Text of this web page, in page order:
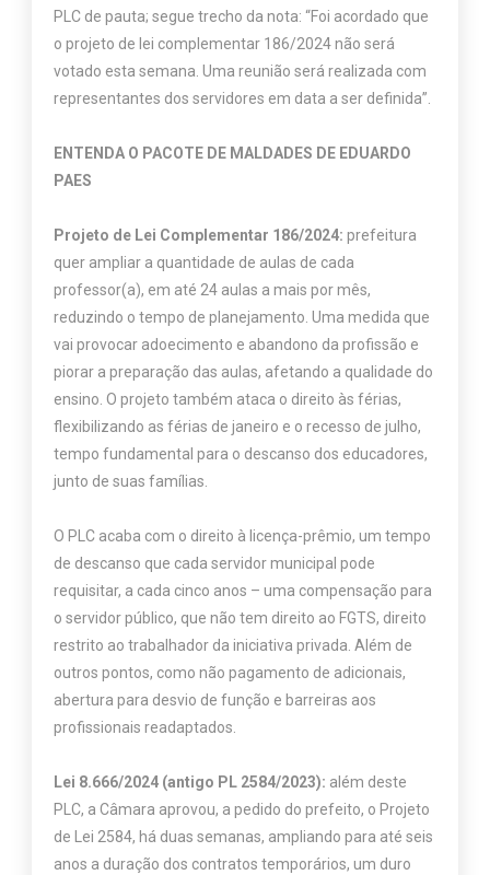
PLC de pauta; segue trecho da nota: “Foi acordado que
o projeto de lei complementar 186/2024 não será
votado esta semana. Uma reunião será realizada com
representantes dos servidores em data a ser definida”.
ENTENDA O PACOTE DE MALDADES DE EDUARDO
PAES
Projeto de Lei Complementar 186/2024: prefeitura
quer ampliar a quantidade de aulas de cada
professor(a), em até 24 aulas a mais por mês,
reduzindo o tempo de planejamento. Uma medida que
vai provocar adoecimento e abandono da profissão e
piorar a preparação das aulas, afetando a qualidade do
ensino. O projeto também ataca o direito às férias,
flexibilizando as férias de janeiro e o recesso de julho,
tempo fundamental para o descanso dos educadores,
junto de suas famílias.
O PLC acaba com o direito à licença-prêmio, um tempo
de descanso que cada servidor municipal pode
requisitar, a cada cinco anos – uma compensação para
o servidor público, que não tem direito ao FGTS, direito
restrito ao trabalhador da iniciativa privada. Além de
outros pontos, como não pagamento de adicionais,
abertura para desvio de função e barreiras aos
profissionais readaptados.
Lei 8.666/2024 (antigo PL 2584/2023): além deste
PLC, a Câmara aprovou, a pedido do prefeito, o Projeto
de Lei 2584, há duas semanas, ampliando para até seis
anos a duração dos contratos temporários, um duro